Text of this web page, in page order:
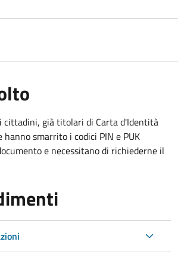
cittadini, già titolari di Carta d'Identità
hanno smarrito i codici PIN e PUK
e necessitano di richiederne il